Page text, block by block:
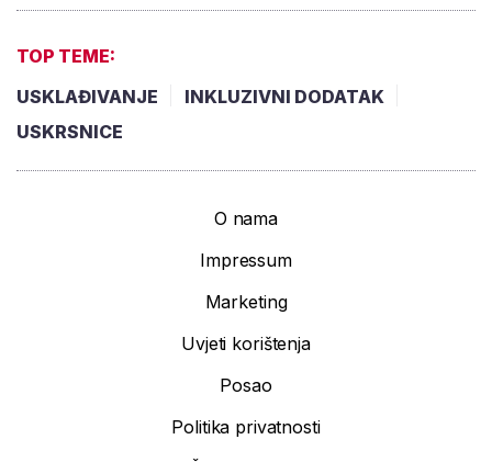
TOP TEME:
USKLAĐIVANJE
INKLUZIVNI DODATAK
USKRSNICE
O nama
Impressum
Marketing
Uvjeti korištenja
Posao
Politika privatnosti